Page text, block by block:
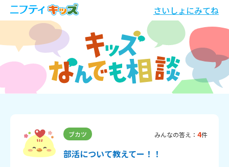
さいしょにみてね
ブカツ みんなの答え： 4件
部活について教えてー！！